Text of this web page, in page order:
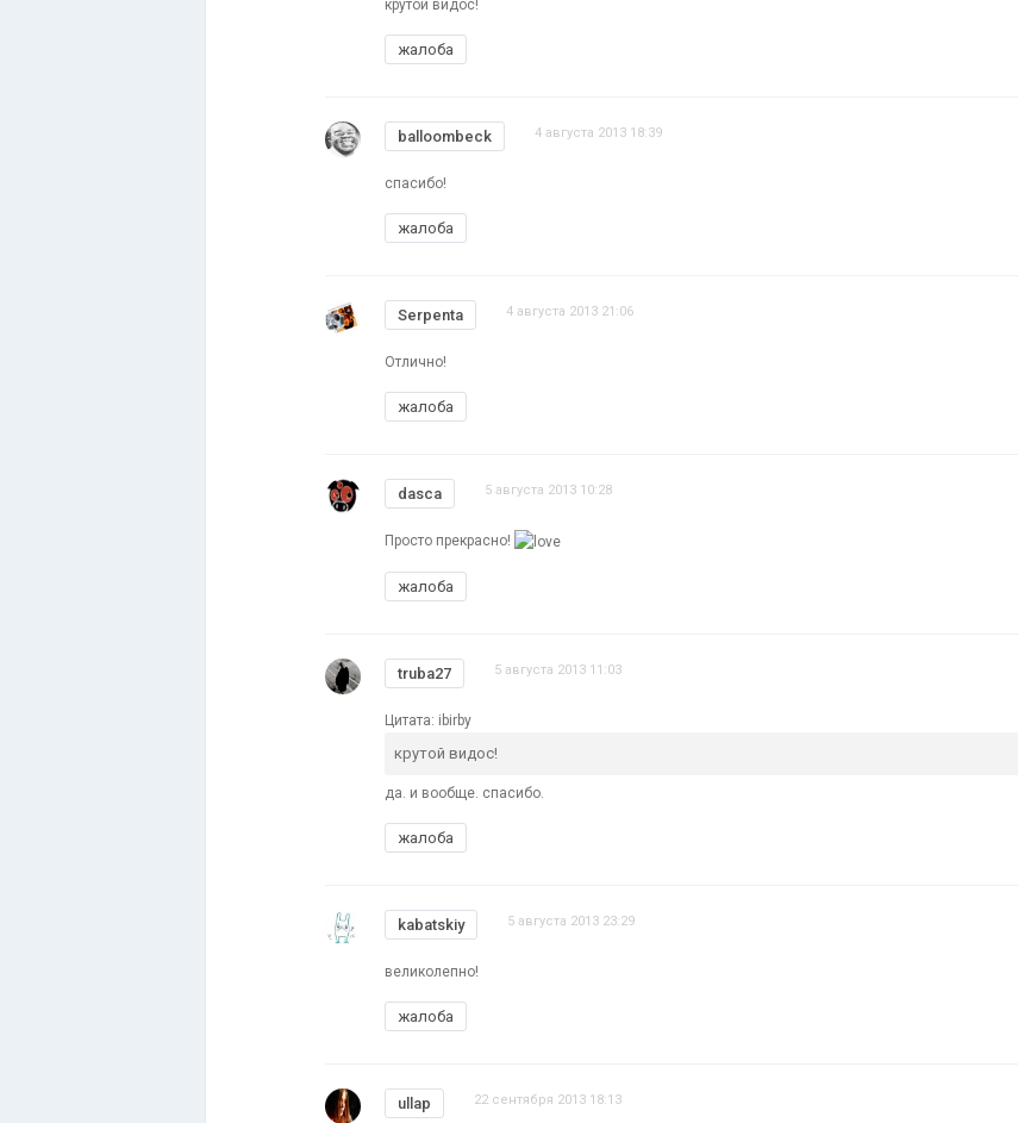
крутой видос!
жалоба
balloombeck 4 августа 2013 18:39
спасибо!
жалоба
Serpenta 4 августа 2013 21:06
Отлично!
жалоба
dasca 5 августа 2013 10:28
Просто прекрасно!
жалоба
truba27 5 августа 2013 11:03
Цитата: ibirby
крутой видос!
да. и вообще. спасибо.
жалоба
kabatskiy 5 августа 2013 23:29
великолепно!
жалоба
ullap 22 сентября 2013 18:13